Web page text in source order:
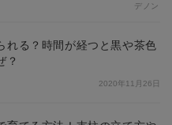
デノン
れる？時間が経つと黒や茶色
？
2020年11月26日